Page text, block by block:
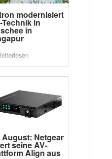
modernisiert
Technik in
in
August: Netgear
seine AV-
Align aus